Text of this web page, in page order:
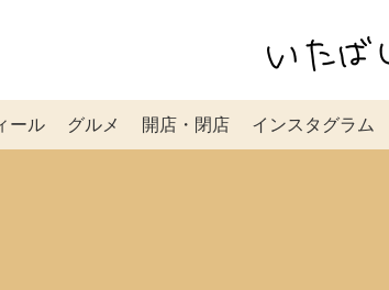
ール グルメ 開店・閉店 インスタグラム